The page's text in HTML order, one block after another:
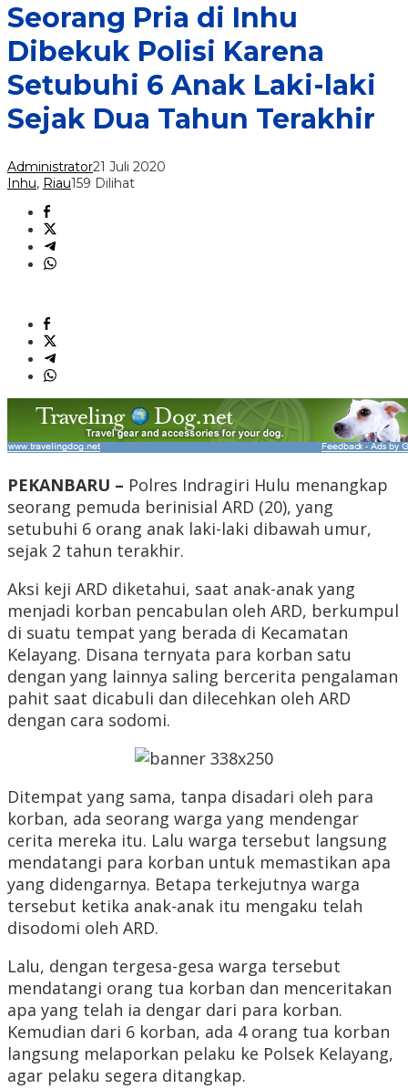
Seorang Pria di Inhu
Dibekuk Polisi Karena
Setubuhi 6 Anak Laki-laki
Sejak Dua Tahun Terakhir
Administrator21 Juli 2020
Inhu, Riau159 Dilihat
PEKANBARU – Polres Indragiri Hulu menangkap
seorang pemuda berinisial ARD (20), yang
setubuhi 6 orang anak laki-laki dibawah umur,
sejak 2 tahun terakhir.
Aksi keji ARD diketahui, saat anak-anak yang
menjadi korban pencabulan oleh ARD, berkumpul
di suatu tempat yang berada di Kecamatan
Kelayang. Disana ternyata para korban satu
dengan yang lainnya saling bercerita pengalaman
pahit saat dicabuli dan dilecehkan oleh ARD
dengan cara sodomi.
Ditempat yang sama, tanpa disadari oleh para
korban, ada seorang warga yang mendengar
cerita mereka itu. Lalu warga tersebut langsung
mendatangi para korban untuk memastikan apa
yang didengarnya. Betapa terkejutnya warga
tersebut ketika anak-anak itu mengaku telah
disodomi oleh ARD.
Lalu, dengan tergesa-gesa warga tersebut
mendatangi orang tua korban dan menceritakan
apa yang telah ia dengar dari para korban.
Kemudian dari 6 korban, ada 4 orang tua korban
langsung melaporkan pelaku ke Polsek Kelayang,
agar pelaku segera ditangkap.